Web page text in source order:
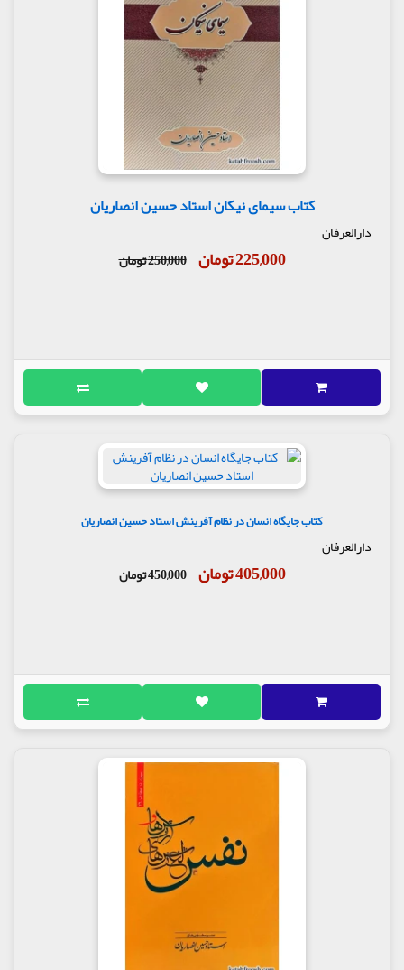
کتاب سیمای نیکان استاد حسین انصاریان
دارالعرفان
225,000 تومان 250,000 تومان
کتاب جایگاه انسان در نظام آفرینش استاد حسین انصاریان
دارالعرفان
405,000 تومان 450,000 تومان